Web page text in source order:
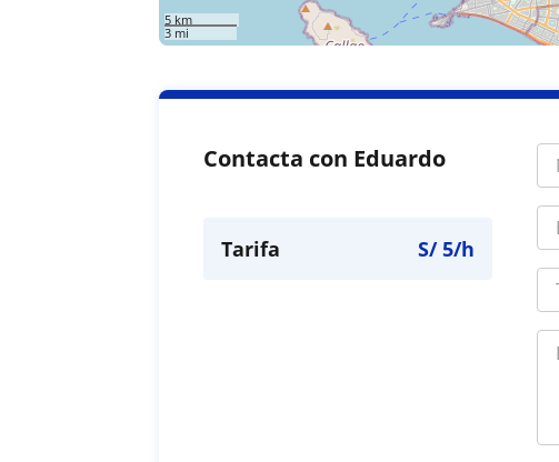
5 km
3 mi
Contacta con Eduardo
Tarifa S/5/h